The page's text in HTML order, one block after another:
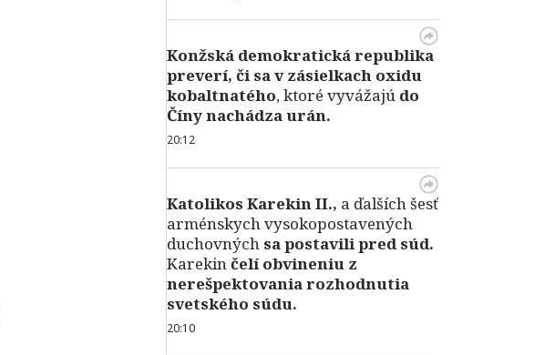
Konžská demokratická republika
preverí, či sa v zásielkach oxidu
kobaltnatého, ktoré vyvážajú do
Číny nachádza urán.
20:12
Katolikos Karekin II., a ďalších šesť
arménskych vysokopostavených
duchovných sa postavili pred súd.
Karekinčelí obvineniu z
nerešpektovania rozhodnutia
svetského súdu.
20:10